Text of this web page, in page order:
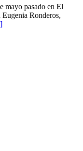
mayo pasado en El
Ronderos,